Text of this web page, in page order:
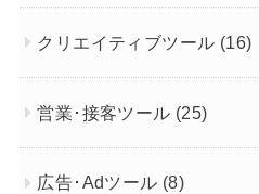
クリエイティブツール (16)
営業･接客ツール (25)
広告･Adツール (8)